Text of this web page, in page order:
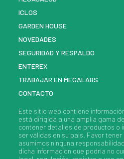
ICLOS
GARDEN HOUSE
NOVEDADES
SEGURIDAD Y RESPALDO
ENTEREX
TRABAJAR EN MEGALABS
CONTACTO
Este sitio web contiene
está dirigida a una amplia gama
contener detalles de productos o
ser válidas en su país. Favor tener
asumimos ninguna
dicha información que podría no